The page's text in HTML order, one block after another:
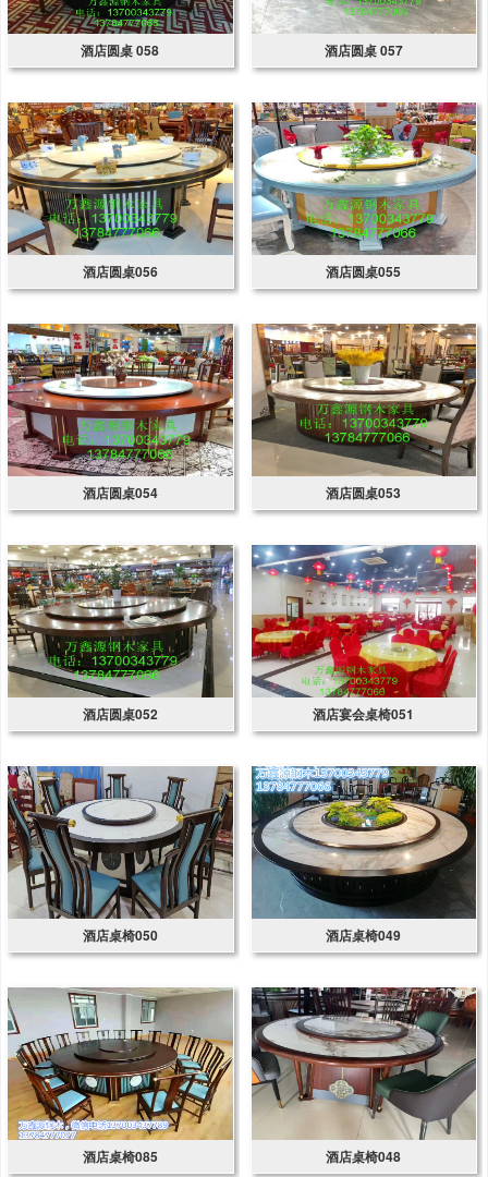
酒店圆桌 058 酒店圆桌 057
酒店圆桌056 酒店圆桌055
酒店圆桌054 酒店圆桌053
酒店圆桌052 酒店宴会桌椅051
酒店桌椅050 酒店桌椅049
酒店桌椅085 酒店桌椅048